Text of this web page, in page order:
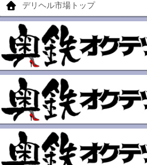
デリヘル市場トップ